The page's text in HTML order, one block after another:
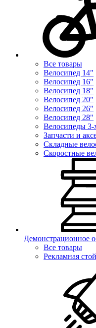
Все товары
Велосипед 14"
Велосипед 16"
Велосипед 18"
Велосипед 20"
Велосипед 26"
Велосипед 28"
Велосипеды 3-
Запчасти и
Складные
Скоростные
Демонстрационное
Все товары
Рекламная